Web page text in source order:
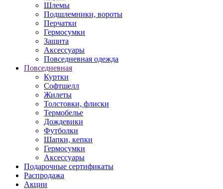
Шлемы
Подшлемники, вороты
Перчатки
Гермосумки
Защита
Аксессуары
Повседневная одежда
Повседневная
Куртки
Софтшелл
Жилеты
Толстовки, флиски
Термобелье
Дождевики
Футболки
Шапки, кепки
Гермосумки
Аксессуары
Подарочные сертификаты
Распродажа
Акции